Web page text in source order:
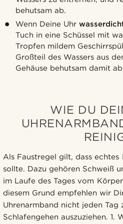
behutsam ab.
Wenn Deine Uhr
Tuch in eine Schüssel mit
Tropfen mildem
Großteil des Wassers aus
Gehäuse behutsam damit
WIE DU
Als Faustregel gilt, dass echtes
sollte. Dazu gehören Schweiß
im Laufe des Tages vom
diesem Grund empfehlen wir
Uhrenarmband nicht jeden
Schlafengehen auszuziehen. 1.